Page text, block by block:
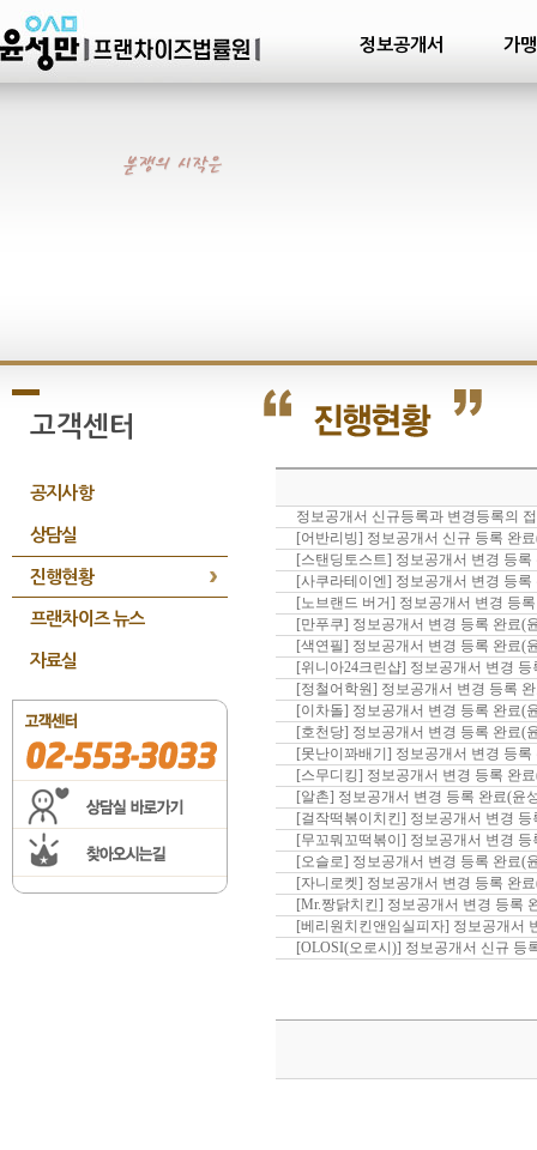
정보공개서 가
고객센터
공지사항
상담실
진행현황
프랜차이즈 뉴스
자료실
정보공개서 신규등록과 변경등록의
[어반리빙] 정보공개서 신규 등록 완
[스탠딩토스트] 정보공개서 변경 등
[사쿠라테이엔] 정보공개서 변경 등
[노브랜드 버거] 정보공개서 변경 등
[만푸쿠] 정보공개서 변경 등록 완료(
[색연필] 정보공개서 변경 등록 완료(
[위니아24크린샵] 정보공개서 변경
[정철어학원] 정보공개서 변경 등록
[이차돌] 정보공개서 변경 등록 완료(
[호천당] 정보공개서 변경 등록 완료(
[못난이꽈배기] 정보공개서 변경 등
[스무디킹] 정보공개서 변경 등록 완
[알촌] 정보공개서 변경 등록 완료(윤
[걸작떡볶이치킨] 정보공개서 변경
[무꼬뭐꼬떡볶이] 정보공개서 변경
[오슬로] 정보공개서 변경 등록 완료(
[자니로켓] 정보공개서 변경 등록 완
[Mr.짱닭치킨] 정보공개서 변경 등록
[베리원치킨앤임실피자] 정보공개서
[OLOSI(오로시)] 정보공개서 신규 등